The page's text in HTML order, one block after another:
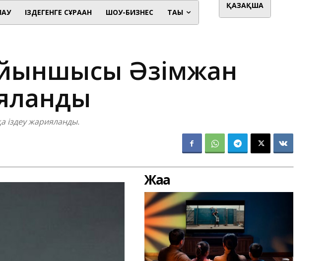
ІЗДЕГЕНГЕ СҰРАҒАН ШОУ-БИЗНЕС ТАҒЫ
ҚАЗАҚША
Әзімжан
іздеу жарияланды.
Жаңа